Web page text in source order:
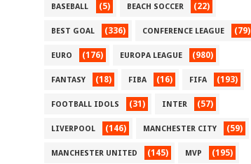
BASEBALL (5) BEACH SOCCER (22)
BEST GOAL (336) CONFERENCE LEAGUE (79)
EURO (176) EUROPA LEAGUE (980)
FANTASY (18) FIBA (16) FIFA (193)
FOOTBALL IDOLS (31) INTER (57)
LIVERPOOL (146) MANCHESTER CITY (59)
MANCHESTER UNITED (145) MVP (195)